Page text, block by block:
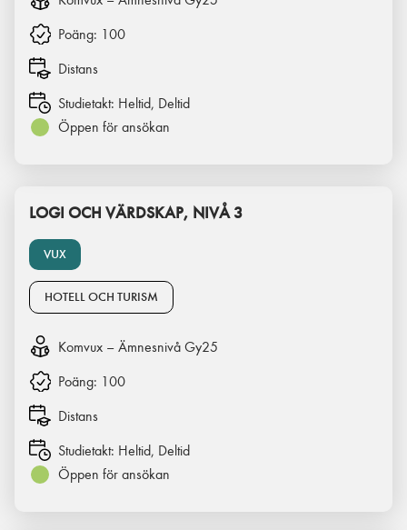
Poäng: 100
Distans
Studietakt: Heltid, Deltid
Öppen för ansökan
VUX
LOGI OCH VÄRDSKAP, NIVÅ 3
HOTELL OCH TURISM
Komvux – Ämnesnivå Gy25
Poäng: 100
Distans
Studietakt: Heltid, Deltid
Öppen för ansökan